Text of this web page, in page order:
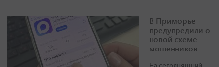
В Приморье
предупредили о
новой схеме
мошенников